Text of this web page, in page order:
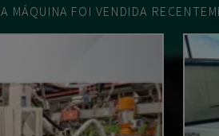
MÁQUINA FOI VENDIDA